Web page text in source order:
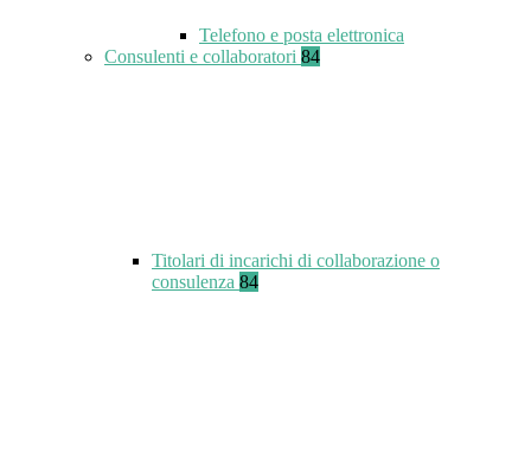
Telefono e posta elettronica
Consulenti e collaboratori 84
Titolari di incarichi di collaborazione o
consulenza 84